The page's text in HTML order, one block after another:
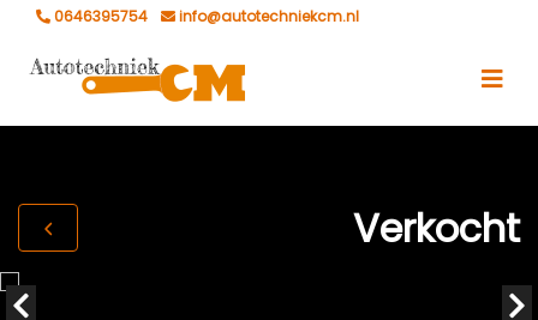
0646395754 info@autotechniekcm.nl
Verkocht